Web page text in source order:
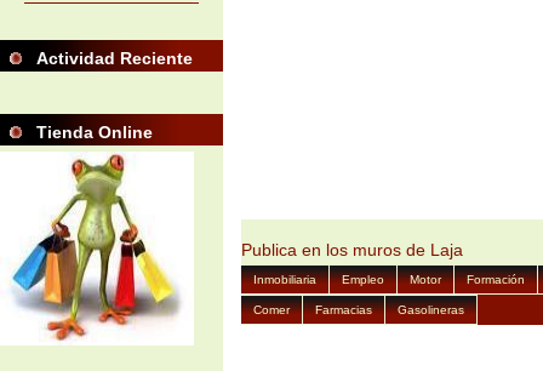
Actividad Reciente
Tienda Online
Publica en los muros de Laja
Inmobiliaria Empleo Motor Formación
Comer Farmacias Gasolineras